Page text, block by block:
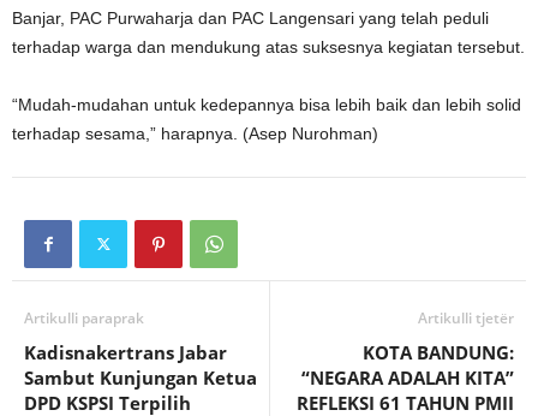
Banjar, PAC Purwaharja dan PAC Langensari yang telah peduli
terhadap warga dan mendukung atas suksesnya kegiatan tersebut.
“Mudah-mudahan untuk kedepannya bisa lebih baik dan lebih solid
terhadap sesama,” harapnya. (Asep Nurohman)
Artikulli paraprak
Kadisnakertrans Jabar
Sambut Kunjungan Ketua
DPD KSPSI Terpilih
Artikulli tjetër
KOTA BANDUNG:
“NEGARA ADALAH KITA”
REFLEKSI 61 TAHUN PMII